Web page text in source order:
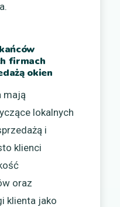
firmach
okien
mają
lokalnych
i
klienci
oraz
klienta jako